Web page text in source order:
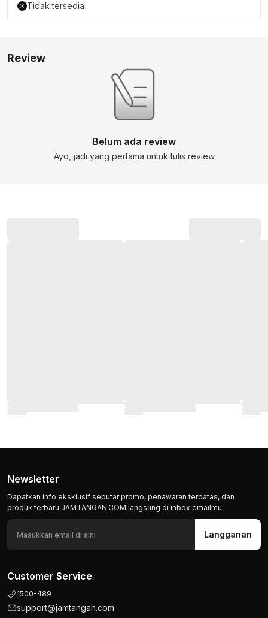
Newsletter
Dapatkan info eksklusif seputar promo, penawaran terbatas, dan
produk terbaru JAMTANGAN.COM langsung di inbox emailmu.
Langganan
Customer Service
1500-489
support@jamtangan.com
Tidak tersedia
Review
Belum ada review
Ayo, jadi yang pertama untuk tulis review